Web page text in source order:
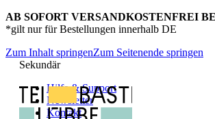
AB SOFORT VERSANDKOSTENFREI
*gilt nur für Bestellungen innerhalb DE
Zum Inhalt springenZum Seitenende springen
Sekundär
Hilfe & Support
Newsletter
Kontakt